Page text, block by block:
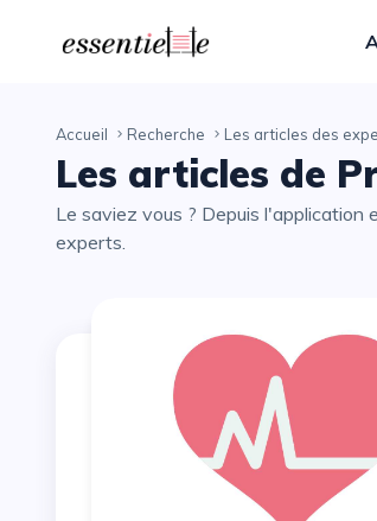
Accueil Recherche Les articles des
Les articles de
Le saviez vous ? Depuis l'application essentiELLE vous pouvez partager avec vos proches tous les articles de nos
experts.